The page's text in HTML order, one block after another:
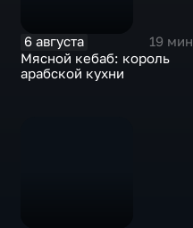
6 августа
19 мин
Мясной кебаб: король
арабской кухни